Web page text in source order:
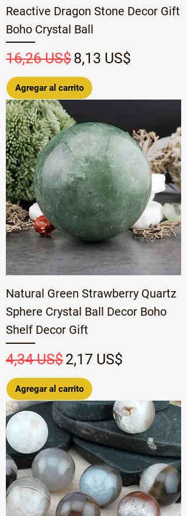
Reactive Dragon Stone Decor Gift
Boho Crystal Ball
Precio
16,26 US$Precio de oferta
8,13 US$
Agregar al carrito
Natural Green Strawberry Quartz
Sphere Crystal Ball Decor Boho
Shelf Decor Gift
Precio
4,34 US$Precio de oferta
2,17 US$
Agregar al carrito